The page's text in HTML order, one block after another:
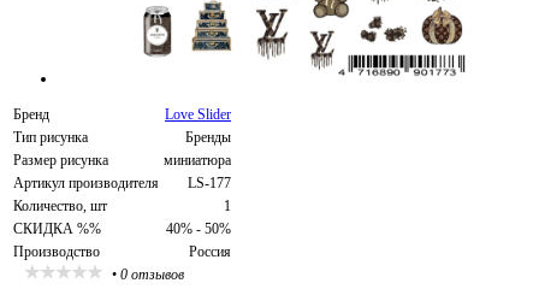
Бренд
Love Slider
Тип рисунка
Бренды
Размер рисунка
миниатюра
Артикул производителя
LS-177
Количество, шт
1
СКИДКА %%
40% - 50%
Производство
Россия
• 0 отзывов